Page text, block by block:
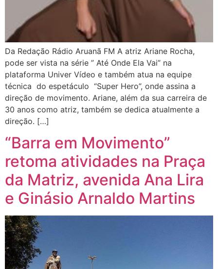
Da Redação Rádio Aruanã FM A atriz Ariane Rocha,
pode ser vista na série ” Até Onde Ela Vai” na
plataforma Univer Vídeo e também atua na equipe
técnica do espetáculo “Super Hero”, onde assina a
direção de movimento. Ariane, além da sua carreira de
30 anos como atriz, também se dedica atualmente a
direção. […]
“Barra em Movimento”
retoma atividades na Praça
da Matriz, avenida Ana Lira
e Ginásio Arnaldo Martins